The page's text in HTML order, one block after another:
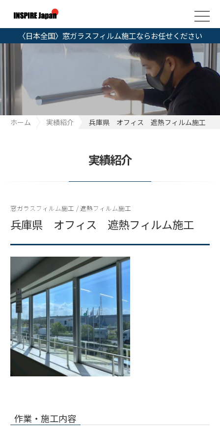
〈日本全国〉窓ガラスフィルム施工ならお任せください
ホーム 実績紹介 兵庫県 オフィス 遮熱フィルム施工
実績紹介
窓ガラスフィルム施工 /遮熱フィルム施工
兵庫県 オフィス 遮熱フィルム施工
作業・施工内容